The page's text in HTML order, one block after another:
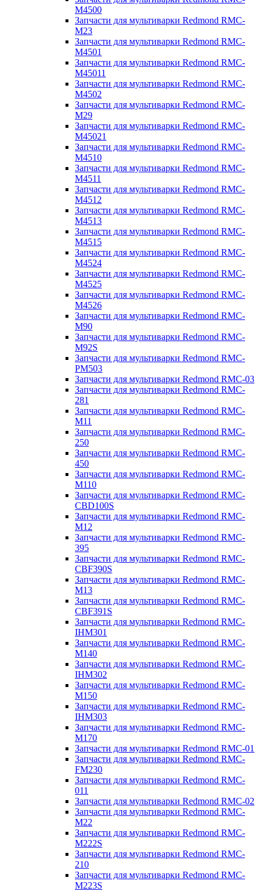
M4500
Запчасти для мультиварки Redmond RMC-
M23
Запчасти для мультиварки Redmond RMC-
M4501
Запчасти для мультиварки Redmond RMC-
M45011
Запчасти для мультиварки Redmond RMC-
M4502
Запчасти для мультиварки Redmond RMC-
M29
Запчасти для мультиварки Redmond RMC-
M45021
Запчасти для мультиварки Redmond RMC-
M4510
Запчасти для мультиварки Redmond RMC-
M4511
Запчасти для мультиварки Redmond RMC-
M4512
Запчасти для мультиварки Redmond RMC-
M4513
Запчасти для мультиварки Redmond RMC-
M4515
Запчасти для мультиварки Redmond RMC-
M4524
Запчасти для мультиварки Redmond RMC-
M4525
Запчасти для мультиварки Redmond RMC-
M4526
Запчасти для мультиварки Redmond RMC-
M90
Запчасти для мультиварки Redmond RMC-
M92S
Запчасти для мультиварки Redmond RMC-
PM503
Запчасти для мультиварки Redmond RMC-03
Запчасти для мультиварки Redmond RMC-
281
Запчасти для мультиварки Redmond RMC-
M11
Запчасти для мультиварки Redmond RMC-
250
Запчасти для мультиварки Redmond RMC-
450
Запчасти для мультиварки Redmond RMC-
M110
Запчасти для мультиварки Redmond RMC-
CBD100S
Запчасти для мультиварки Redmond RMC-
M12
Запчасти для мультиварки Redmond RMC-
395
Запчасти для мультиварки Redmond RMC-
CBF390S
Запчасти для мультиварки Redmond RMC-
M13
Запчасти для мультиварки Redmond RMC-
CBF391S
Запчасти для мультиварки Redmond RMC-
IHM301
Запчасти для мультиварки Redmond RMC-
M140
Запчасти для мультиварки Redmond RMC-
IHM302
Запчасти для мультиварки Redmond RMC-
M150
Запчасти для мультиварки Redmond RMC-
IHM303
Запчасти для мультиварки Redmond RMC-
M170
Запчасти для мультиварки Redmond RMC-01
Запчасти для мультиварки Redmond RMC-
FM230
Запчасти для мультиварки Redmond RMC-
011
Запчасти для мультиварки Redmond RMC-02
Запчасти для мультиварки Redmond RMC-
M22
Запчасти для мультиварки Redmond RMC-
M222S
Запчасти для мультиварки Redmond RMC-
210
Запчасти для мультиварки Redmond RMC-
M223S